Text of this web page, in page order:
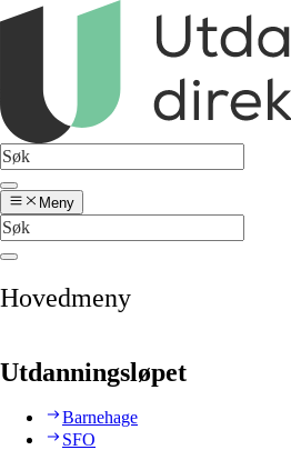
Meny
Hovedmeny
Utdanningsløpet
Barnehage
SFO